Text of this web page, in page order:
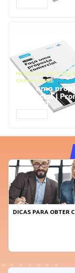
NEGÓCIOS,
EMPRESARIAIS
Faça uma
comercial |
ChatGPT
DICAS PARA OBTER